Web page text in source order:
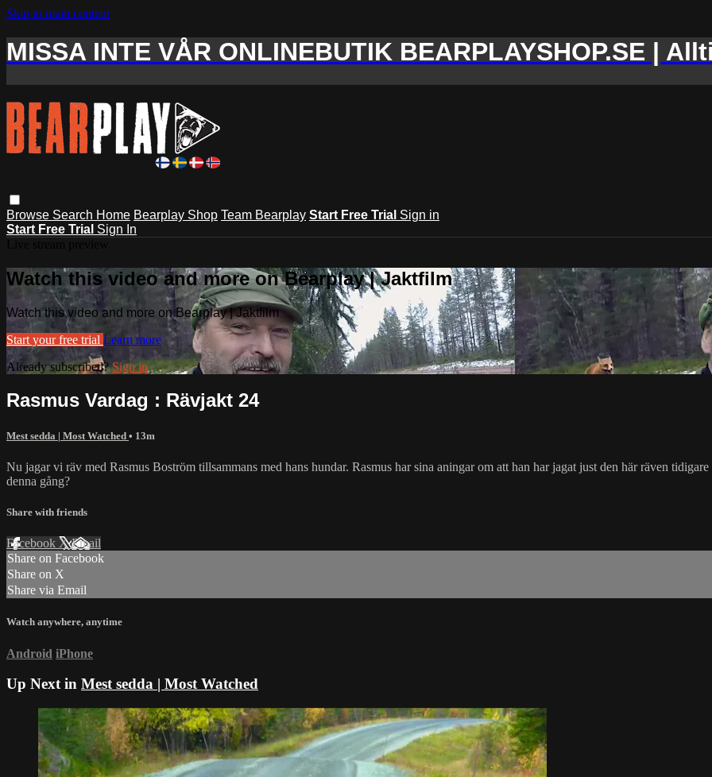
Skip to main content
MISSA INTE VÅR ONLINEBUTIK BEARPLAYSHOP.SE |
Browse Search Home Bearplay Shop Team Bearplay Start Free Trial Sign in
Start Free Trial Sign In
Watch this video and more on Bearplay | Jaktfilm
Watch this video and more on Bearplay | Jaktfilm
Start your free trial Learn more
Already subscribed?Sign in
Rasmus Vardag : Rävjakt 24
Mest sedda | Most Watched • 13m
Nu jagar vi räv med Rasmus Boström tillsammans med hans hundar. Rasmus har sina aningar om att han har jagat just den här räven
denna gång?
Share with friends
Facebook XEmail
Share on Facebook
Share on X
Share via Email
Watch anywhere, anytime
Android iPhone
Up Next in Mest sedda | Most Watched